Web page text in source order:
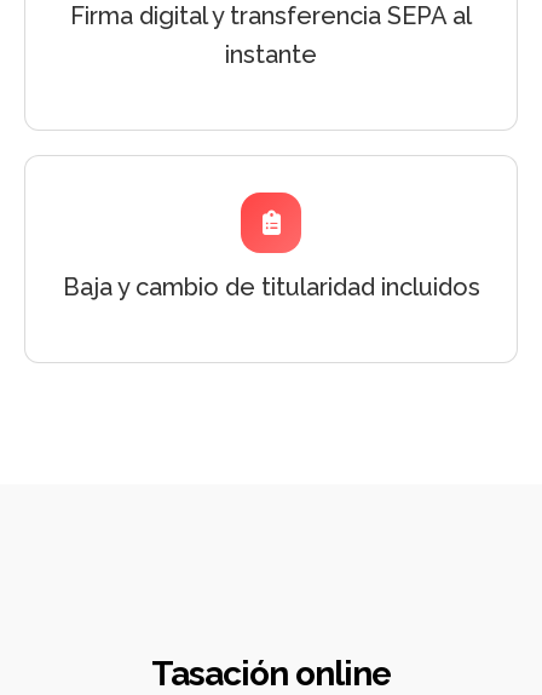
Firma digital y transferencia SEPA al
instante
Baja y cambio de titularidad incluidos
Tasación online